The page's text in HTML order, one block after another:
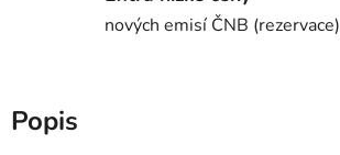
nových emisí ČNB (rezervace)
Popis